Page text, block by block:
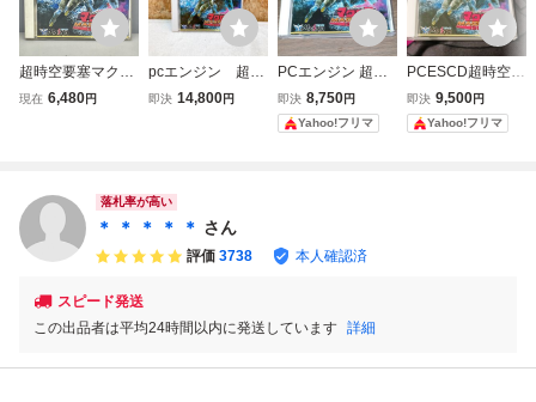
超時空要塞マクロ
ス2036 ゲームソ
現在 6,480円
pcエンジン 超時
空要塞マクロス20
即決 14,800円
PCエンジン 超時
空要塞マクロス20
36 CD-ROM2
即決 8,750円
Yahoo!フリマ
PCESCD超時空要
塞マクロス2036
即決 9,500円
Yahoo!フリマ
落札率が高い
＊ ＊ ＊ ＊ ＊ さん
評価 3738 本人確認済
スピード発送
この出品者は平均24時間以内に発送しています 詳細